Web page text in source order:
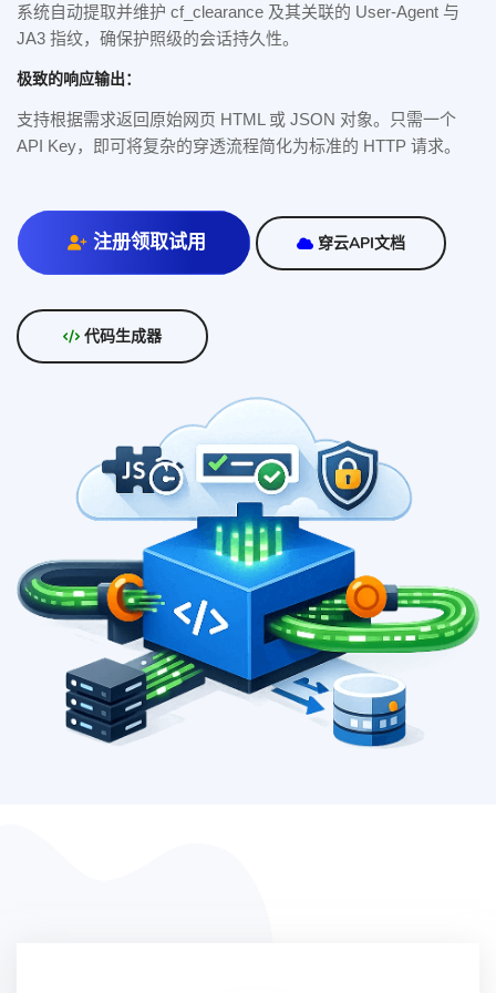
系统自动提取并维护 cf_clearance 及其关联的 User-Agent 与
JA3 指纹，确保护照级的会话持久性。
极致的响应输出：
支持根据需求返回原始网页 HTML 或 JSON 对象。只需一个
API Key，即可将复杂的穿透流程简化为标准的 HTTP 请求。
注册领取试用 穿云API文档
代码生成器